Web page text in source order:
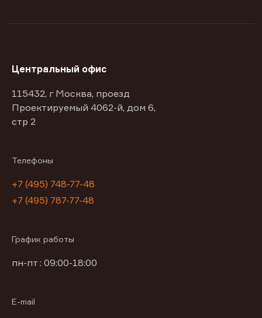
Центральный офис
115432, г Москва, проезд
Проектируемый 4062-й, дом 6,
стр 2
Телефоны
+7 (495) 748-77-48
+7 (495) 787-77-48
График работы
пн-пт : 09:00-18:00
E-mail